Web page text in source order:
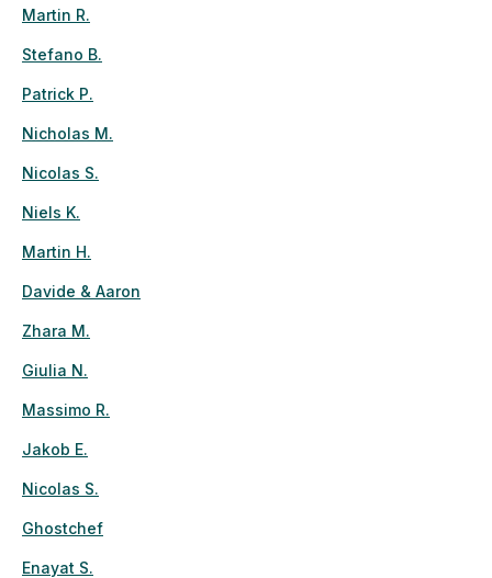
Martin R.
Stefano B.
Patrick P.
Nicholas M.
Nicolas S.
Niels K.
Martin H.
Davide & Aaron
Zhara M.
Giulia N.
Massimo R.
Jakob E.
Nicolas S.
Ghostchef
Enayat S.